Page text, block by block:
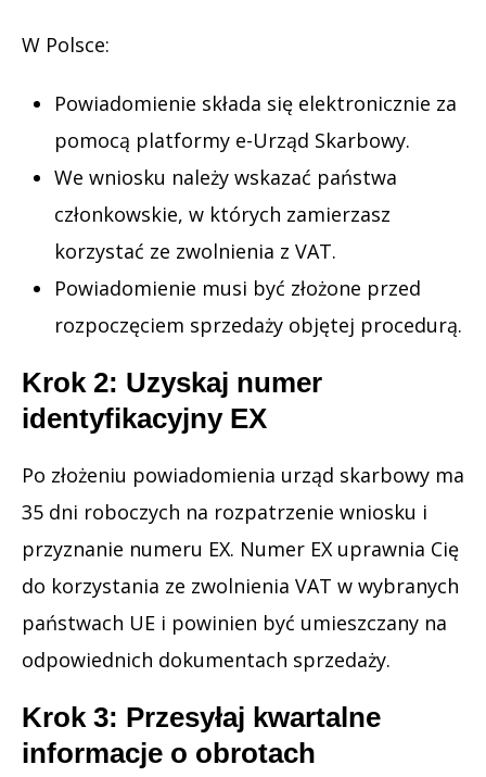
W Polsce:
Powiadomienie składa się elektronicznie za
pomocą platformy e-Urząd Skarbowy.
We wniosku należy wskazać państwa
członkowskie, w których zamierzasz
korzystać ze zwolnienia z VAT.
Powiadomienie musi być złożone przed
rozpoczęciem sprzedaży objętej procedurą.
Krok 2: Uzyskaj numer
identyfikacyjny EX
Po złożeniu powiadomienia urząd skarbowy ma
35 dni roboczych na rozpatrzenie wniosku i
przyznanie numeru EX. Numer EX uprawnia Cię
do korzystania ze zwolnienia VAT w wybranych
państwach UE i powinien być umieszczany na
odpowiednich dokumentach sprzedaży.
Krok 3: Przesyłaj kwartalne
informacje o obrotach